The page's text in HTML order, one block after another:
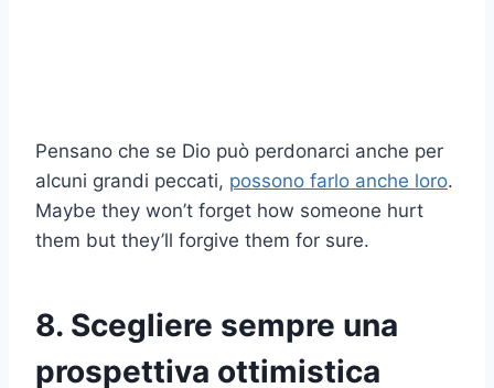
Pensano che se Dio può perdonarci anche per
alcuni grandi peccati, possono farlo anche loro.
Maybe they won’t forget how someone hurt
them but they’ll forgive them for sure.
8. Scegliere sempre una
prospettiva ottimistica